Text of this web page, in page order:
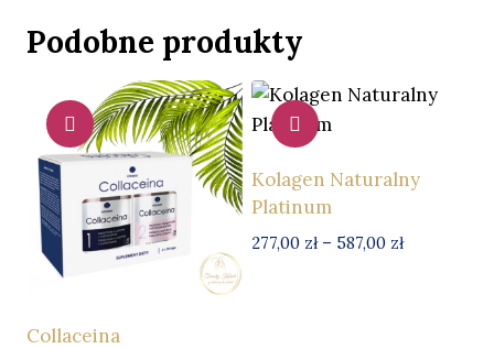
Podobne produkty
Collaceina
Kolagen Naturalny
Platinum
277,00 zł – 587,00 złZakres